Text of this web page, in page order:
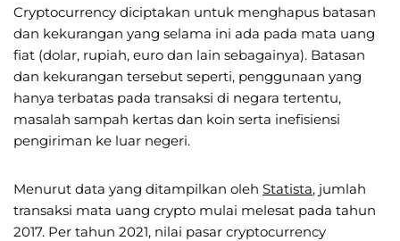
Cryptocurrency diciptakan untuk menghapus batasan
dan kekurangan yang selama ini ada pada mata uang
fiat (dolar, rupiah, euro dan lain sebagainya). Batasan
dan kekurangan tersebut seperti, penggunaan yang
hanya terbatas pada transaksi di negara tertentu,
masalah sampah kertas dan koin serta inefisiensi
pengiriman ke luar negeri.
Menurut data yang ditampilkan oleh Statista, jumlah
transaksi mata uang crypto mulai melesat pada tahun
2017. Per tahun 2021, nilai pasar cryptocurrency